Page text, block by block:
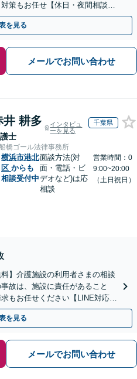
策もお任せ【休日・夜間相談可
体制】
を見る
メールでお問い合わせ
井 耕多
士
インタビュ
ーを見る
千葉県
橋ゴール法律事務所
横浜市港北
区 からも
相談受付中
面談方法(対
面・電話・ビ
デオなど)は応
相談
営業時間：0
9:00~20:00
（土日祝日）
】介護施設の利用者さまの相談
故は、施設に責任があること
もお任せください【LINE対応
ア対応】
を見る
メールでお問い合わせ